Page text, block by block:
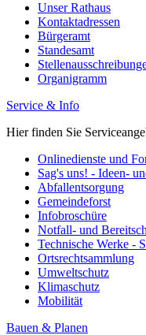
Unser Rathaus
Kontaktadressen
Bürgeramt
Standesamt
Organigramm
Service & Info
Hier finden Sie
Onlinedienste und
Sag's uns! - Ideen-
Abfallentsorgung
Gemeindeforst
Infobroschüre
Notfall- und
Technische Werke -
Ortsrechtsammlung
Umweltschutz
Klimaschutz
Mobilität
Bauen & Planen